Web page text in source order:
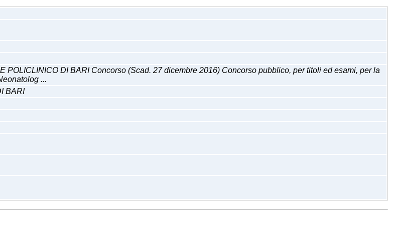
DI BARI Concorso (Scad. 27 dicembre 2016) Concorso pubblico, per titoli ed esami, per la
...
BARI